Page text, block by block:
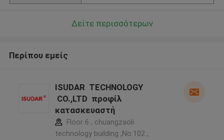
Δείτε περισσότερων
Περίπου εμείς
ISUDAR TECHNOLOGY
CO.,LTD προφίλ
κατασκευαστή
Floor 6 , chuangzaoli
technology building ,No.102 ,